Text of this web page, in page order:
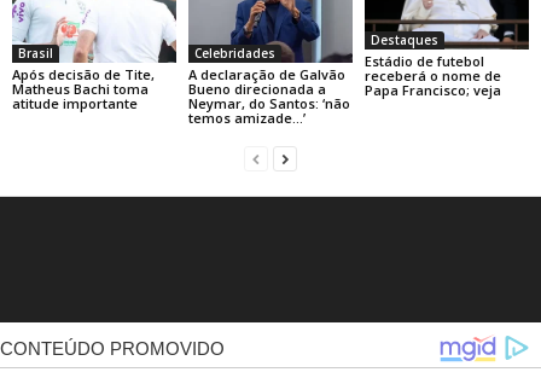
Brasil
Após decisão de Tite,
Matheus Bachi toma
atitude importante
Celebridades
A declaração de Galvão
Bueno direcionada a
Neymar, do Santos: ‘não
temos amizade…’
Destaques
Estádio de futebol
receberá o nome de
Papa Francisco; veja